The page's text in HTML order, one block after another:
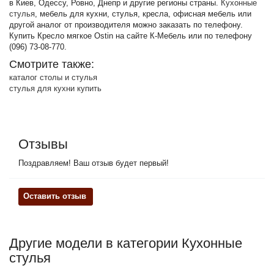
в Киев, Одессу, Ровно, Днепр и другие регионы страны. Кухонные
стулья, мебель для кухни, стулья, кресла, офисная мебель или
другой аналог от производителя можно заказать по телефону.
Купить Кресло мягкое Ostin на сайте К-Мебель или по телефону
(096) 73-08-770.
Смотрите также:
каталог столы и стулья
стулья для кухни купить
Отзывы
Поздравляем! Ваш отзыв будет первый!
Оставить отзыв
Другие модели в категории Кухонные
стулья